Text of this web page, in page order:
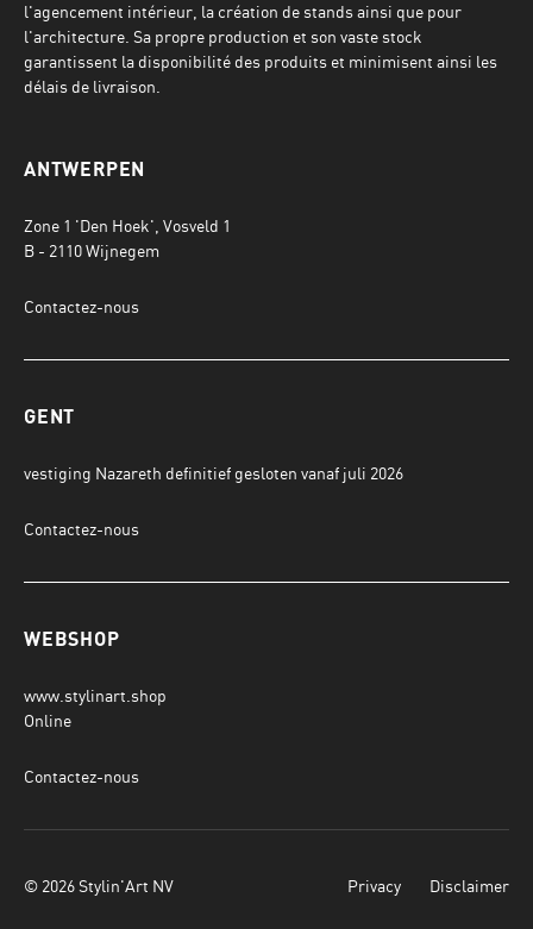
l'agencement intérieur, la création de stands ainsi que pour
l'architecture. Sa propre production et son vaste stock
garantissent la disponibilité des produits et minimisent ainsi les
délais de livraison.
ANTWERPEN
Zone 1 'Den Hoek', Vosveld 1
B - 2110 Wijnegem
Contactez-nous
GENT
vestiging Nazareth definitief gesloten vanaf juli 2026
Contactez-nous
WEBSHOP
www.stylinart.shop
Online
Contactez-nous
© 2026 Stylin'Art NV Privacy Disclaimer